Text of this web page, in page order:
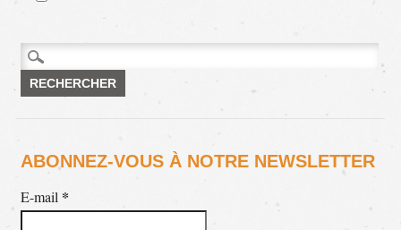
Rechercher :
ABONNEZ-VOUS À NOTRE NEWSLETTER
E-mail *